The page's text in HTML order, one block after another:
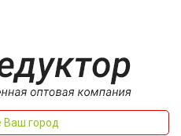
Ваш город